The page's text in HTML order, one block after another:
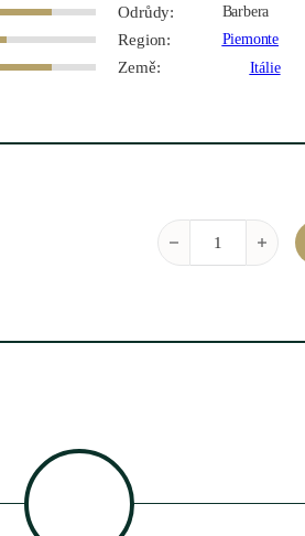
Odrůdy: Barbera
Region: Piemonte
Země: Itálie
Barbera d´Alba